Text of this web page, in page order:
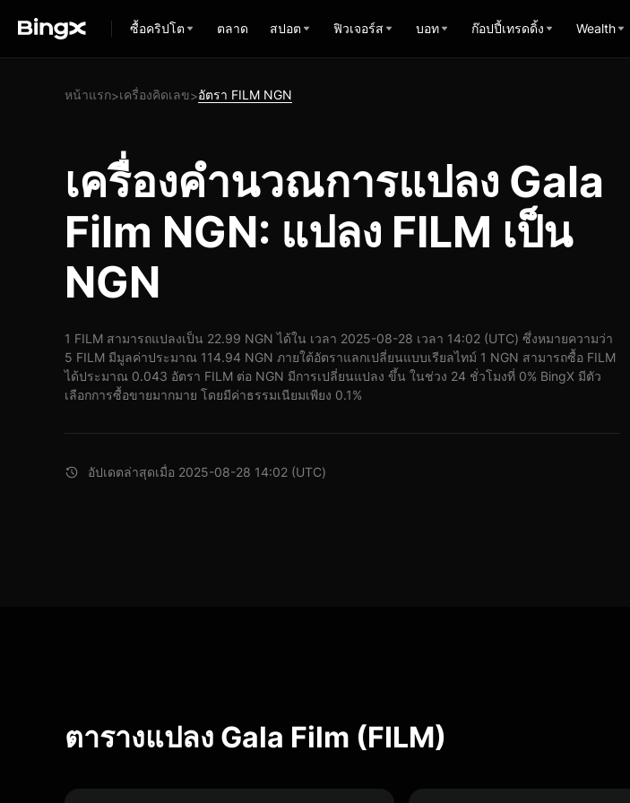
ซื้อคริปโต ตลาด สปอต ฟิวเจอร์ส บอท ก๊อปปี้เทรดดิ้ง Wealth
หน้าแรก>เครื่องคิดเลข>อัตรา FILM NGN
เครื่องคำนวณการแปลง Gala
Film NGN: แปลง FILM เป็น
NGN
1 FILM สามารถแปลงเป็น 22.99 NGN ได้ใน เวลา 2025-08-28 เวลา 14:02 (UTC) ซึ่งหมายความว่า
5 FILM มีมูลค่าประมาณ 114.94 NGN ภายใต้อัตราแลกเปลี่ยนแบบเรียลไทม์ 1 NGN สามารถซื้อ FILM
ได้ประมาณ 0.043 อัตรา FILM ต่อ NGN มีการเปลี่ยนแปลง ขึ้น ในช่วง 24 ชั่วโมงที่ 0% BingX มีตัว
เลือกการซื้อขายมากมาย โดยมีค่าธรรมเนียมเพียง 0.1%
อัปเดตล่าสุดเมื่อ 2025-08-28 14:02 (UTC)
ตารางแปลง Gala Film (FILM)